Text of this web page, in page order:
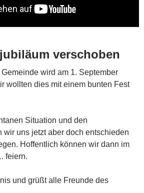
verschoben
wird am 1. September
wollten dies mit einem bunten Fest
Situation und den
wir uns jetzt aber doch entschieden
Hoffentlich können wir dann im
feiern.
und grüßt alle Freunde des